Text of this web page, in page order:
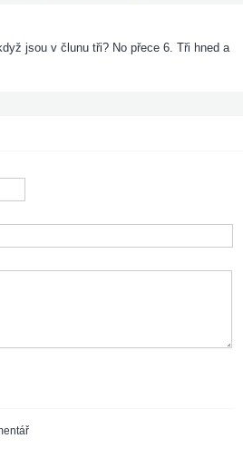
jsou v člunu tři? No přece 6. Tři hned a